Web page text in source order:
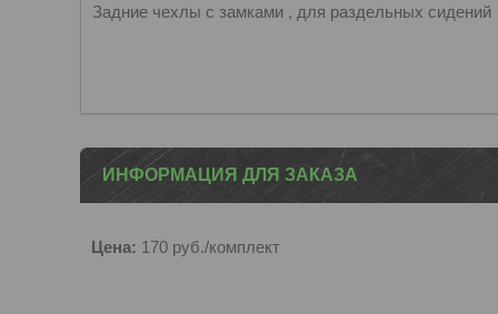
Задние чехлы с замками , для раздельных сидений
ИНФОРМАЦИЯ ДЛЯ ЗАКАЗА
Цена: 170 руб./комплект